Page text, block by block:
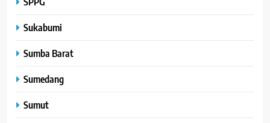
Sukabumi
Sumba Barat
Sumedang
Sumut